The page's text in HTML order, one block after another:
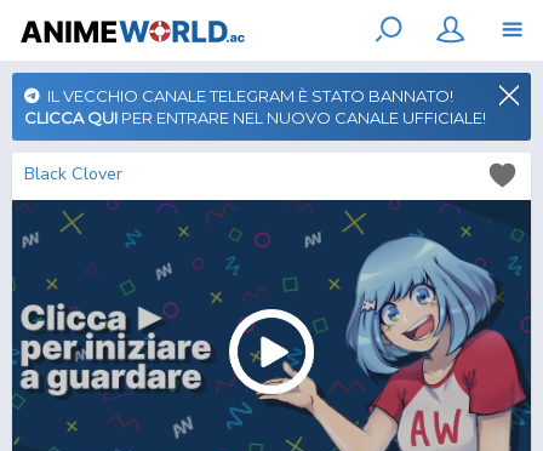
IL VECCHIO CANALE TELEGRAM È STATO BANNATO!
CLICCA QUI PER ENTRARE NEL NUOVO CANALE UFFICIALE!
Black Clover